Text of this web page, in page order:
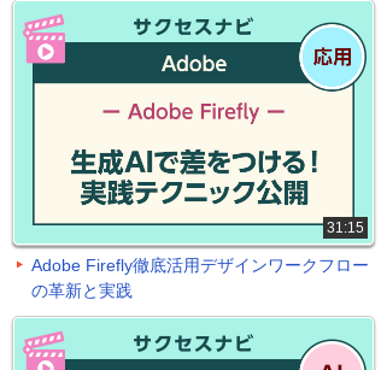
31:15
Adobe Firefly徹底活用デザインワークフロー
の革新と実践